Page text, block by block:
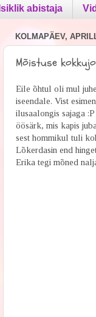
Isiklik abistaja
KOLMAPÄEV,
Mõistuse
Eile õhtul oli mul
iseendale. Vist
ilusaalongis sajaga
öösärk, mis kapis
sest hommikul tuli
Lõkerdasin end
Erika tegi mõned